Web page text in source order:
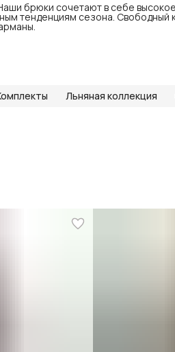
брюки сочетают в себе
тенденциям сезона. Свободный
Льняная коллекция